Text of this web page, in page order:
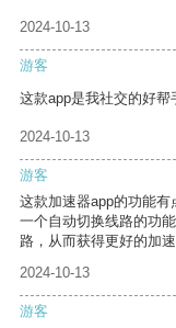
2024-10-13
游客
这款app是我社交的好帮
2024-10-13
游客
这款加速器app的功能
一个自动切换线路的功
路，从而获得更好的加速
2024-10-13
游客